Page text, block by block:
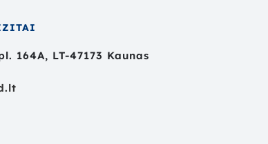
164A, LT-47173 Kaunas